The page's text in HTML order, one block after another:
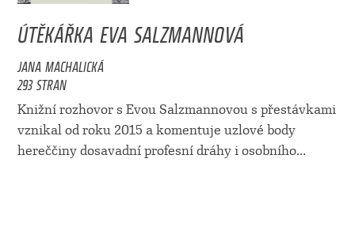
ÚTĚKÁŘKA EVA SALZMANNOVÁ
JANA MACHALICKÁ
293 STRAN
Knižní rozhovor s Evou Salzmannovou s přestávkami
vznikal od roku 2015 a komentuje uzlové body
hereččiny dosavadní profesní dráhy i osobního...